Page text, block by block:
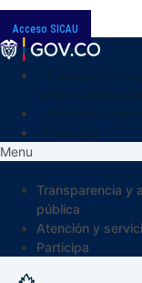
Acceso SICAU
Menu
Transparencia y
pública
Atención y
Participa